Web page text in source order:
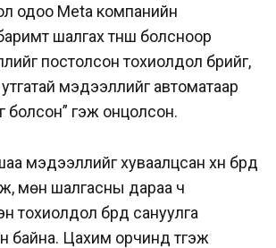
одоо Meta компанийн
шалгах түнш болсноор
постолсон тохиолдол бүрийг,
мэдээллийг автоматаар
гэж онцолсон.
мэдээллийг хуваалцсан хүн бүрд
мөн шалгасны дараа ч
тохиолдол бүрд сануулга
байна. Цахим орчинд түгэж